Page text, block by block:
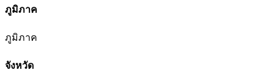
ภูมิภาค
ภูมิภาค
จังหวัด